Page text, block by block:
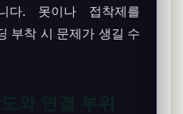
다. 못이나 접착제를
부착 시 문제가 생길 수